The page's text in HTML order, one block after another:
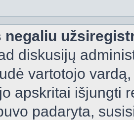
negaliu
diskusijų
vartotojo
apskritai išjungti
padaryta,